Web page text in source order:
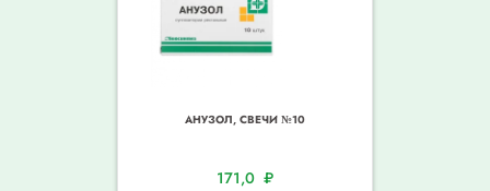
АНУЗОЛ, СВЕЧИ №10
171,0 ₽